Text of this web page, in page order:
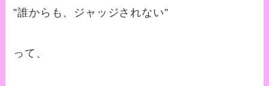
”誰からも、ジャッジされない”
って、